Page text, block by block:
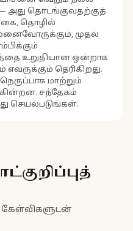
அது தொடங்குவதற்குத்
தொழில்
முதல்
உறுதியான ஒன்றாக
தெரிகிறது.
மாற்றும்
சந்தேகம்
செயல்படுங்கள்.
கேள்விகளுடன்